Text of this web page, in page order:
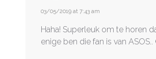
03/05/2019 at 7:43 am
Haha! Superleuk om te horen
enige ben die fan is van ASOS..